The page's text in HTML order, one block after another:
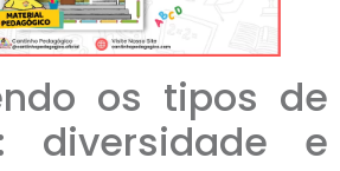
os tipos de
diversidade e